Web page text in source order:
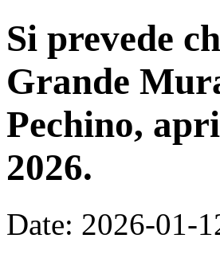
Si prevede
Grande
Pechino,
2026.
Date: 2026-01-